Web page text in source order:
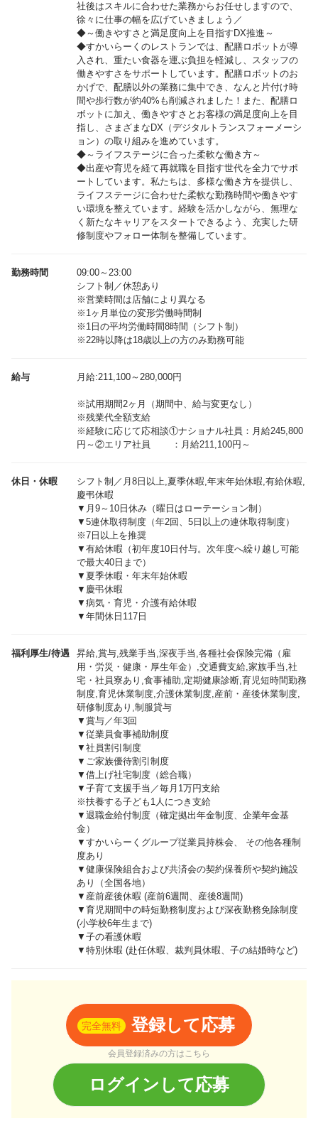
社後はスキルに合わせた業務からお任せしますので、
徐々に仕事の幅を広げていきましょう／
◆～働きやすさと満足度向上を目指すDX推進～
◆すかいらーくのレストランでは、配膳ロボットが導
入され、重たい食器を運ぶ負担を軽減し、スタッフの
働きやすさをサポートしています。配膳ロボットのお
かげで、配膳以外の業務に集中でき、なんと片付け時
間や歩行数が約40%も削減されました！また、配膳ロ
ボットに加え、働きやすさとお客様の満足度向上を目
指し、さまざまなDX（デジタルトランスフォーメーシ
ョン）の取り組みを進めています。
◆～ライフステージに合った柔軟な働き方～
◆出産や育児を経て再就職を目指す世代を全力でサポ
ートしています。私たちは、多様な働き方を提供し、
ライフステージに合わせた柔軟な勤務時間や働きやす
い環境を整えています。経験を活かしながら、無理な
く新たなキャリアをスタートできるよう、充実した研
修制度やフォロー体制を整備しています。
勤務時間
09:00～23:00
シフト制／休憩あり
※営業時間は店舗により異なる
※1ヶ月単位の変形労働時間制
※1日の平均労働時間8時間（シフト制）
※22時以降は18歳以上の方のみ勤務可能
給与 月給:211,100～280,000円
※試用期間2ヶ月（期間中、給与変更なし）
※残業代全額支給
※経験に応じて応相談①ナショナル社員：月給245,800
休日・休暇
シフト制／月8日以上,夏季休暇,年末年始休暇,有給休暇,
慶弔休暇
▼月9～10日休み（曜日はローテーション制）
▼5連休取得制度（年2回、5日以上の連休取得制度）
※7日以上を推奨
▼有給休暇（初年度10日付与。次年度へ繰り越し可能
で最大40日まで）
▼夏季休暇・年末年始休暇
▼慶弔休暇
▼病気・育児・介護有給休暇
▼年間休日117日
福利厚生/待遇
昇給,賞与,残業手当,深夜手当,各種社会保険完備（雇
用・労災・健康・厚生年金）,交通費支給,家族手当,社
宅・社員寮あり,食事補助,定期健康診断,育児短時間勤務
制度,育児休業制度,介護休業制度,産前・産後休業制度,
研修制度あり,制服貸与
▼賞与／年3回
▼従業員食事補助制度
▼社員割引制度
▼ご家族優待割引制度
▼借上げ社宅制度（総合職）
▼子育て支援手当／毎月1万円支給
※扶養する子ども1人につき支給
▼退職金給付制度（確定拠出年金制度、企業年金基
金）
▼すかいらーくグループ従業員持株会、 その他各種制
度あり
▼健康保険組合および共済会の契約保養所や契約施設
あり（全国各地）
▼産前産後休暇 (産前6週間、産後8週間)
▼育児期間中の時短勤務制度および深夜勤務免除制度
(小学校6年生まで)
▼子の看護休暇
▼特別休暇 (赴任休暇、裁判員休暇、子の結婚時など)
完全無料 登録して応募
会員登録済みの方はこちら
ログインして応募